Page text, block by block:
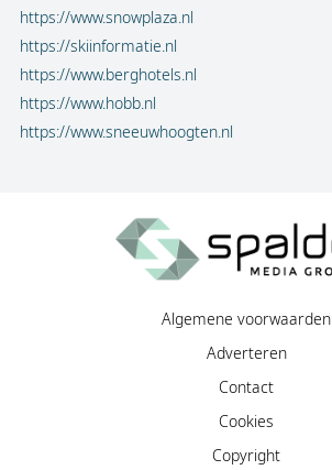
https://www.snowplaza.nl
https://skiinformatie.nl
https://www.berghotels.nl
https://www.hobb.nl
https://www.sneeuwhoogten.nl
Algemene voorwaarden
Adverteren
Contact
Cookies
Copyright